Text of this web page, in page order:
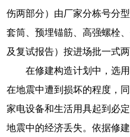
伤两部分）由厂家分栋号分
套筒、预埋锚筋、高强螺栓
及复试报告）按进场批一式两
在修建构造计划中，选
在地震中遭到损坏的程度，
家电设备和生活用具起到必
地震中的经济丢失。依据修